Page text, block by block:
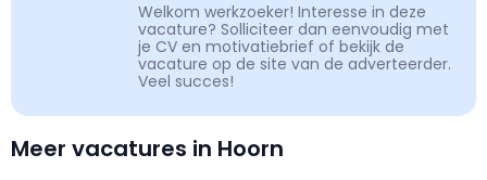
Welkom werkzoeker! Interesse in deze
vacature? Solliciteer dan eenvoudig met
je CV en motivatiebrief of bekijk de
vacature op de site van de adverteerder.
Veel succes!
Meer vacatures in Hoorn